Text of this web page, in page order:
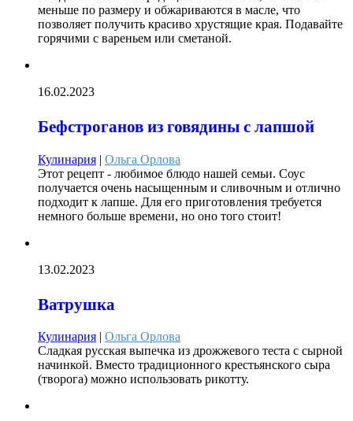
меньше по размеру и обжариваются в масле, что
позволяет получить красиво хрустящие края. Подавайте
горячими с вареньем или сметаной.
16.02.2023
Бефстроганов из говядины с лапшой
Кулинария | Ольга Орлова
Этот рецепт - любимое блюдо нашей семьи. Соус
получается очень насыщенным и сливочным и отлично
подходит к лапше. Для его приготовления требуется
немного больше времени, но оно того стоит!
13.02.2023
Ватрушка
Кулинария | Ольга Орлова
Сладкая русская выпечка из дрожжевого теста с сырной
начинкой. Вместо традиционного крестьянского сыра
(творога) можно использовать рикотту.